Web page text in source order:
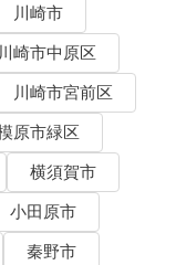
川崎市
川崎市中原区
川崎市宮前区
原市緑区
横須賀市
小田原市
秦野市